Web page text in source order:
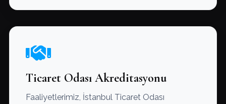
Ticaret Odası Akreditasyonu
Faaliyetlerimiz, İstanbul Ticaret Odası